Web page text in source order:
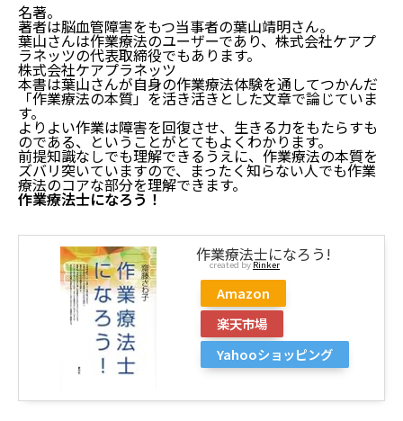
名著。
著者は脳血管障害をもつ当事者の葉山靖明さん。
葉山さんは作業療法のユーザーであり、株式会社ケアプ
ラネッツの代表取締役でもあります。
株式会社ケアプラネッツ
本書は葉山さんが自身の作業療法体験を通してつかんだ
「作業療法の本質」を活き活きとした文章で論じていま
す。
よりよい作業は障害を回復させ、生きる力をもたらすも
のである、ということがとてもよくわかります。
前提知識なしでも理解できるうえに、作業療法の本質を
ズバリ突いていますので、まったく知らない人でも作業
療法のコアな部分を理解できます。
作業療法士になろう！
作業療法士になろう!
created byRinker
Amazon
楽天市場
Yahooショッピング